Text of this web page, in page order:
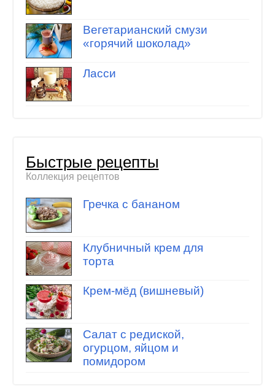
Вегетарианский смузи
«горячий шоколад»
Ласси
Быстрые рецепты
Коллекция рецептов
Гречка с бананом
Клубничный крем для
торта
Крем-мёд (вишневый)
Салат с редиской,
огурцом, яйцом и
помидором